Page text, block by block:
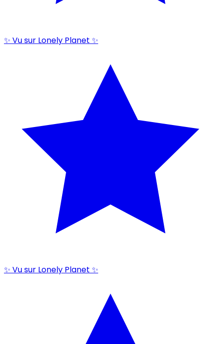
✨ Vu sur Lonely Planet ✨
✨ Vu sur Lonely Planet ✨